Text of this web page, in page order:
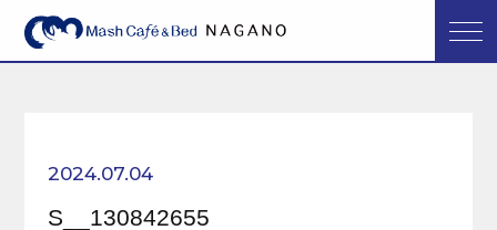
2024.07.04
S__130842655